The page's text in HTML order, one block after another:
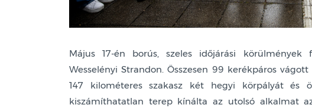
Május 17-én borús, szeles időjárási
Wesselényi Strandon. Összesen 99 kerékpáros
147 kilométeres szakasz két hegyi körpályát és
kiszámíthatatlan terep kínálta az utolsó alkalmat